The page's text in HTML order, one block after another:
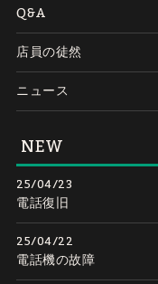
Q&A
店員の徒然
ニュース
NEW
25/04/23
電話復旧
25/04/22
電話機の故障